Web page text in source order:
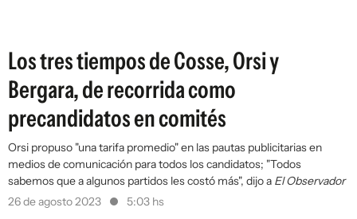
Los tres tiempos de Cosse, Orsi y
Bergara, de recorrida como
precandidatos en comités
Orsi propuso "una tarifa promedio" en las pautas publicitarias en
medios de comunicación para todos los candidatos; "Todos
sabemos que a algunos partidos les costó más", dijo a El Observador
26 de agosto 2023
5:03 hs